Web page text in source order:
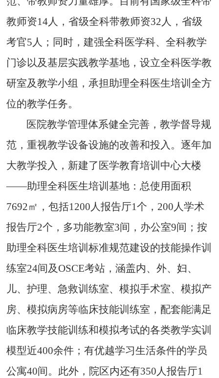
教师资14人，省级全科带教师资32人，省级
考官5人；同时，建强全科医学科、全科教学
门诊以及基层实践教学基地，设立全科医学教
研室及教学小组，承担助理全科医生培训全方
位的教学任务。
医院教学管理体系健全完善，教学督导规
范，重视教学设备设施的改善和投入。逐年加
大教学投入，新建了医学教育培训中心大楼
——助理全科医生培训基地：总使用面积
7692㎡，包括1200人报告厅1个， 200人学术
报告厅2个，多功能教室3间，办公室9间；按
助理全科医生培训标准规范建设的技能操作训
练室24间及 OSCE考站，涵盖内、外、妇、
儿、护理、急救训练室、模拟手术室、模拟产
房、模拟病房等临床技能训练室，配套能满足
临床教学技能训练和模拟考试的各类教学实训
模型近400余件；有优越学习生活条件的学员
公寓40间。此外，院区内还有350人报告厅1